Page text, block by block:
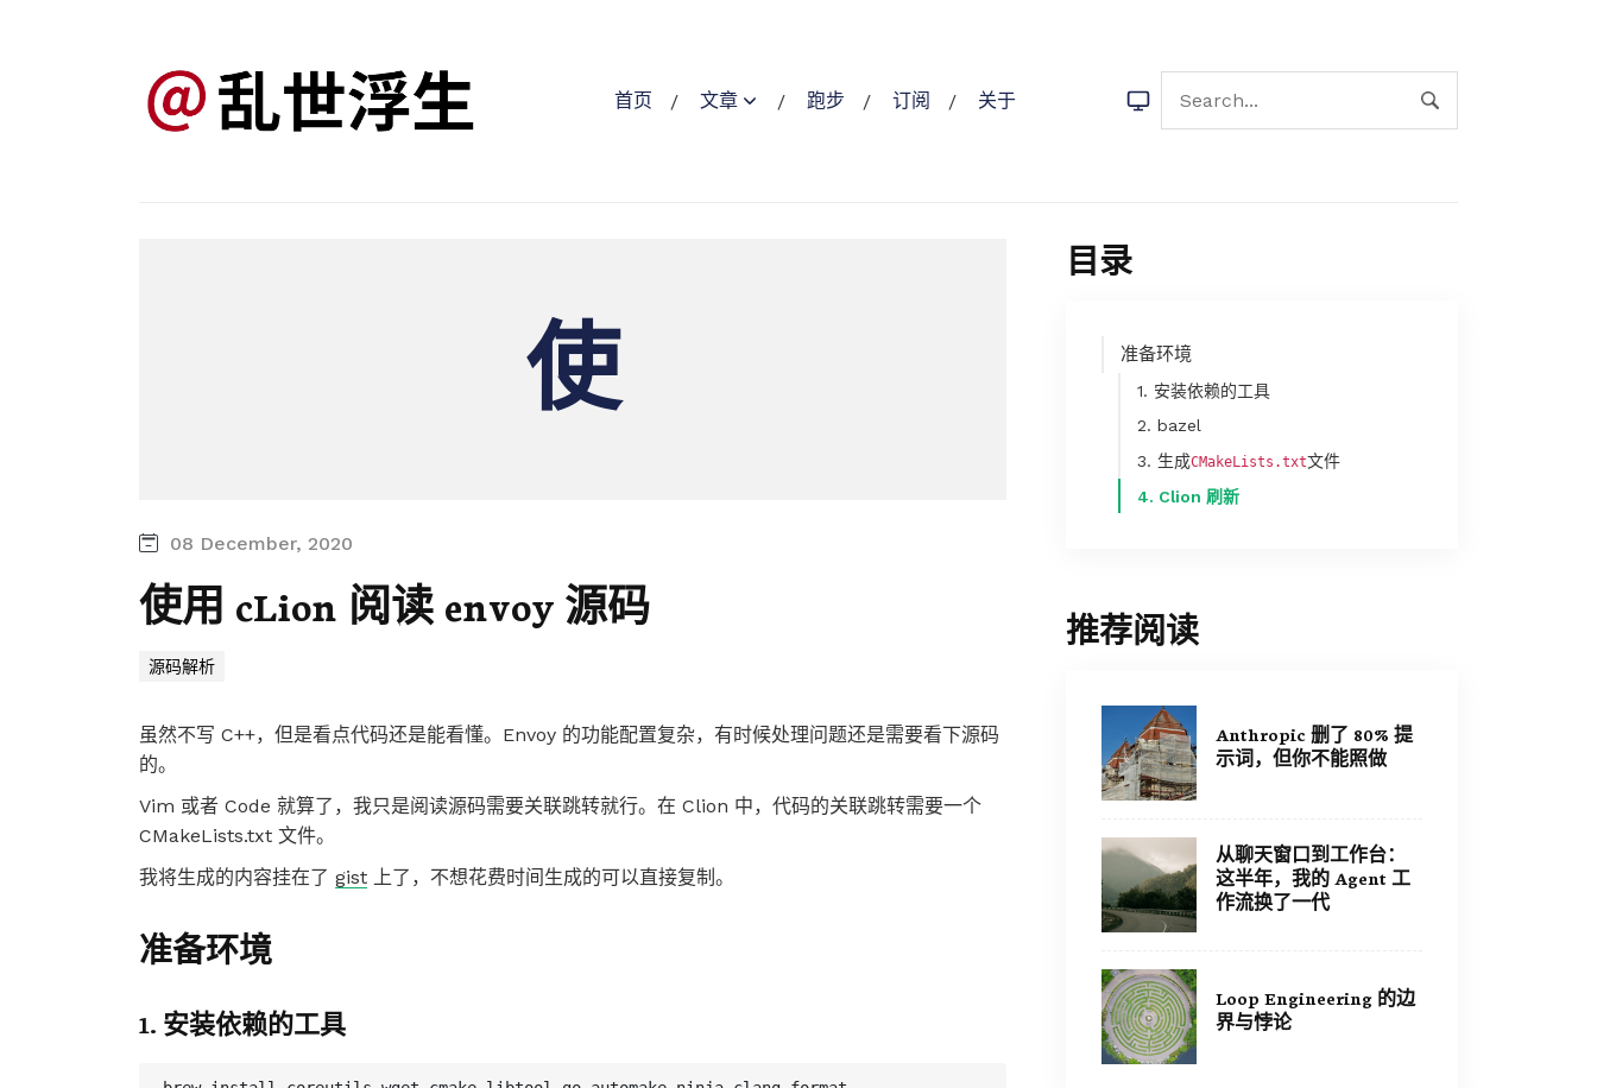
首页 文章 跑步 订阅 关于
08 December, 2020
使用 cLion 阅读 envoy 源码
源码解析
虽然不写 C++，但是看点代码还是能看懂。Envoy 的功能配置复杂，有时候处理问题还是需要看下源码
的。
Vim 或者 Code 就算了，我只是阅读源码需要关联跳转就行。在 Clion 中，代码的关联跳转需要一个
CMakeLists.txt 文件。
我将生成的内容挂在了 gist 上了，不想花费时间生成的可以直接复制。
准备环境
1. 安装依赖的工具
目录
准备环境
1. 安装依赖的工具
2. bazel
3. 生成CMakeLists.txt文件
4. Clion 刷新
推荐阅读
Anthropic 删了 80% 提
示词，但你不能照做
从聊天窗口到工作台：
这半年，我的 Agent 工
作流换了一代
Loop Engineering 的边
界与悖论